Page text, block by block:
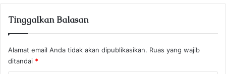
Tinggalkan Balasan
Alamat email Anda tidak akan dipublikasikan. Ruas yang wajib
ditandai *